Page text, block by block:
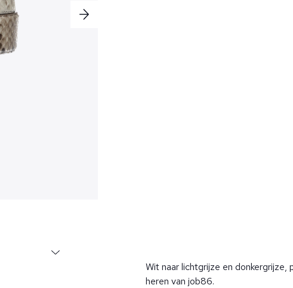
Wit naar lichtgrijze en donkergrijze,
heren van job86.